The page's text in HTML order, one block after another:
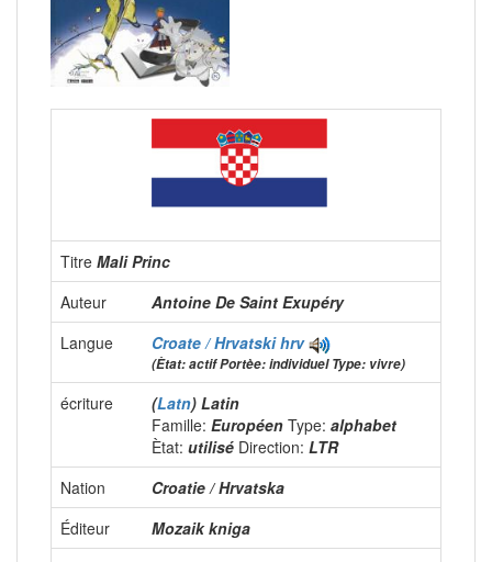
Titre Mali Princ
Auteur
Antoine De Saint Exupéry
Langue
Croate / Hrvatskihrv
(Ètat: actif Portèe: individuel Type: vivre)
écriture (Latn) Latin
Famille: Européen Type: alphabet
Ètat: utilisé Direction: LTR
Nation
Croatie / Hrvatska
Éditeur
Mozaik kniga